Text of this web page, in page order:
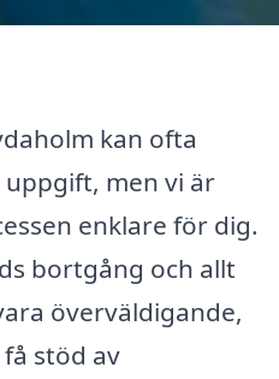
kan ofta
men vi är
enklare för dig.
bortgång och allt
överväldigande,
stöd av